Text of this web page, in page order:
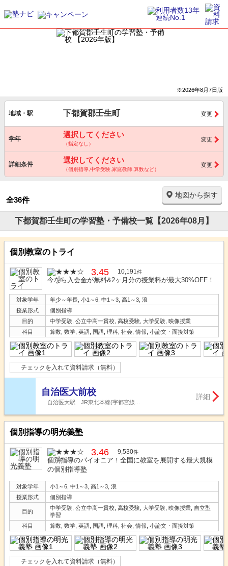
※2026年8月7日版
地域・駅 下都賀郡壬生町 変更
学年 選択してください
（指定なし）
変更
詳細条件 選択してください
（個別指導,中学受験,家庭教師,算数など）
変更
全36件
地図から探す
下都賀郡壬生町の学習塾・予備校一覧【2026年08月】
個別教室のトライ
3.45 10,191件
今なら入会金が無料&2ヶ月分の授業料が最大30%OFF！
対象学年
年少～年長, 小1～6, 中1～3, 高1～3, 浪
授業形式
個別指導
目的
中学受験, 公立中高一貫校, 高校受験, 大学受験, 映像授業
科目
算数, 数学, 英語, 国語, 理科, 社会, 情報, 小論文・面接対策
チェックを入れて資料請求（無料）
自治医大前校
自治医大駅 JR東北本線(宇都宮線…
詳細
個別指導の明光義塾
3.46 9,530件
個別指導のパイオニア！全国に教室を展開する最大規模
の個別指導塾
対象学年
小1～6, 中1～3, 高1～3, 浪
授業形式
個別指導
目的
中学受験, 公立中高一貫校, 高校受験, 大学受験, 映像授業, 自立型
学習
科目
算数, 数学, 英語, 国語, 理科, 社会, 情報, 小論文・面接対策
チェックを入れて資料請求（無料）